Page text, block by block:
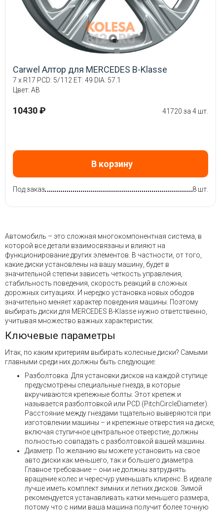
Carwel Алтор для MERCEDES B-Klasse
7 x R17 PCD: 5/112 ET: 49 DIA: 57.1
Цвет: AB
10430 ₽ 41720 за 4 шт.
В корзину
Под заказ 8 шт.
Автомобиль – это сложная многокомпонентная система, в
которой все детали взаимосвязаны и влияют на
функционирование других элементов. В частности, от того,
какие диски установлены на вашу машину, будет в
значительной степени зависеть четкость управления,
стабильность поведения, скорость реакций в сложных
дорожных ситуациях. И нередко установка новых ободов
значительно меняет характер поведения машины. Поэтому
выбирать диски для MERCEDES B-Klasse нужно ответственно,
учитывая множество важных характеристик.
Ключевые параметры
Итак, по каким критериям выбирать колесные диски? Самыми
главными среди них должны быть следующие:
Разболтовка. Для установки дисков на каждой ступице
предусмотрены специальные гнезда, в которые
вкручиваются крепежные болты. Этот крепеж и
называется разболтовкой или PCD (PitchCircleDiameter).
Расстояние между гнездами тщательно выверяются при
изготовлении машины – и крепежные отверстия на диске,
включая ступичное центральное отверстие, должны
полностью совпадать с разболтовкой вашей машины.
Диаметр. По желанию вы можете установить на свое
авто диски как меньшего, так и большего диаметра.
Главное требование – они не должны затруднять
вращение колес и чересчур уменьшать клиренс. В идеале
лучше иметь комплект зимних и летних дисков. Зимой
рекомендуется устанавливать катки меньшего размера,
потому что с ними ваша машина получит более точную